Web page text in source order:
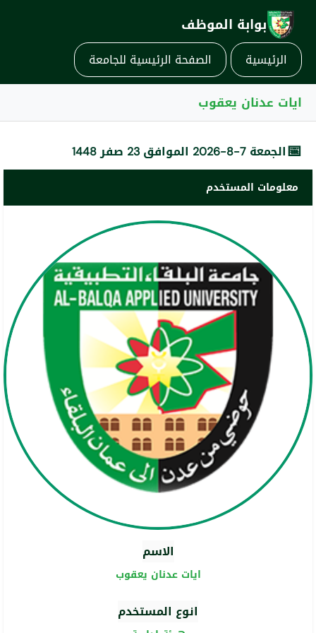
بوابة الموظف
الرئيسية الصفحة الرئيسية للجامعة
ايات عدنان يعقوب
📅الجمعة 7-8-2026 الموافق 23 صفر 1448
معلومات المستخدم
الاسم
ايات عدنان يعقوب
انوع المستخدم